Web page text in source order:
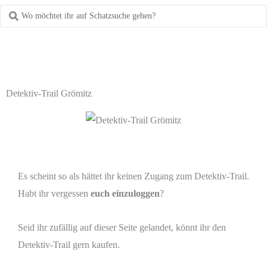
Detektiv-Trail Grömitz
Es scheint so als hättet ihr keinen Zugang zum Detektiv-Trail.
Habt ihr vergessen euch einzuloggen?
Seid ihr zufällig auf dieser Seite gelandet, könnt ihr den
Detektiv-Trail gern kaufen.